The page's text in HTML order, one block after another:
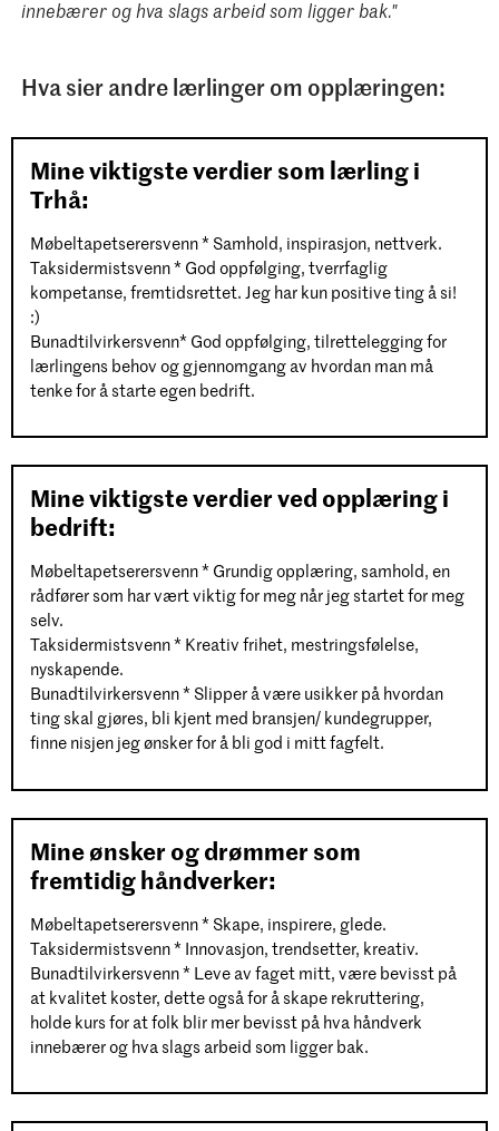
innebærer og hva slags arbeid som ligger bak."
Hva sier andre lærlinger om opplæringen:
Mine viktigste verdier som lærling i
Trhå:
Møbeltapetserersvenn * Samhold, inspirasjon, nettverk.
Taksidermistsvenn * God oppfølging, tverrfaglig
kompetanse, fremtidsrettet. Jeg har kun positive ting å si!
:)
Bunadtilvirkersvenn* God oppfølging, tilrettelegging for
lærlingens behov og gjennomgang av hvordan man må
tenke for å starte egen bedrift.
Mine viktigste verdier ved opplæring i
bedrift:
Møbeltapetserersvenn * Grundig opplæring, samhold, en
rådfører som har vært viktig for meg når jeg startet for meg
selv.
Taksidermistsvenn * Kreativ frihet, mestringsfølelse,
nyskapende.
Bunadtilvirkersvenn * Slipper å være usikker på hvordan
ting skal gjøres, bli kjent med bransjen/ kundegrupper,
finne nisjen jeg ønsker for å bli god i mitt fagfelt.
Mine ønsker og drømmer som
fremtidig håndverker:
Møbeltapetserersvenn * Skape, inspirere, glede.
Taksidermistsvenn * Innovasjon, trendsetter, kreativ.
Bunadtilvirkersvenn * Leve av faget mitt, være bevisst på
at kvalitet koster, dette også for å skape rekruttering,
holde kurs for at folk blir mer bevisst på hva håndverk
innebærer og hva slags arbeid som ligger bak.